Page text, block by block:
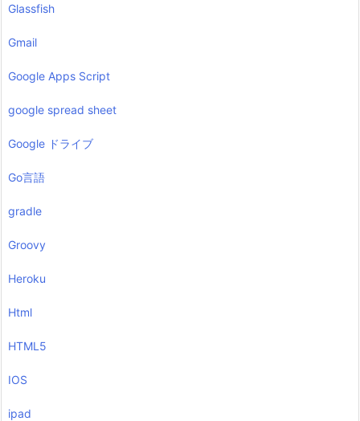
Glassfish
Gmail
Google Apps Script
google spread sheet
Google ドライブ
Go言語
gradle
Groovy
Heroku
Html
HTML5
IOS
ipad